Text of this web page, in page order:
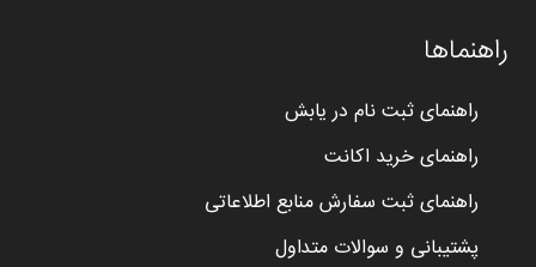
راهنماها
راهنمای ثبت نام در یابش
راهنمای خرید اکانت
راهنمای ثبت سفارش منابع اطلاعاتی
پشتیبانی و سوالات متداول